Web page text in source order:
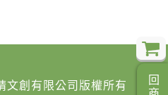
文創有限公司版權所有